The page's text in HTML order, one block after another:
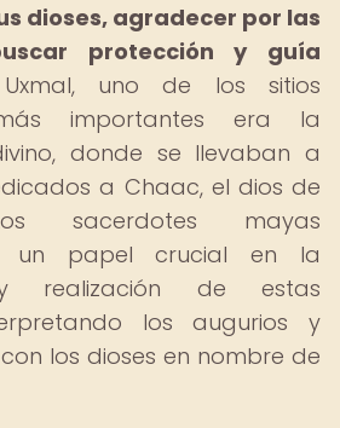
dioses, agradecer por las
protección y guía
uno de los sitios
importantes era la
donde se llevaban a
a Chaac, el dios de
sacerdotes mayas
un papel crucial en la
realización de estas
los augurios y
los dioses en nombre de